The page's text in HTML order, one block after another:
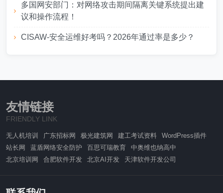
多国网安部门：对网络攻击期间隔离关键系统提出建
议和操作流程！
CISAW-安全运维好考吗？2026年通过率是多少？
友情链接
FRIENDLY LINK
无人机培训 广东招标网 极光建筑网 建工考试资料
WordPress插件
站长网
蓝盾网络安全防护 百思可瑞教育
中奥维也纳高中
北京培训网
合肥软件开发 北京AI开发 天津软件开发公司